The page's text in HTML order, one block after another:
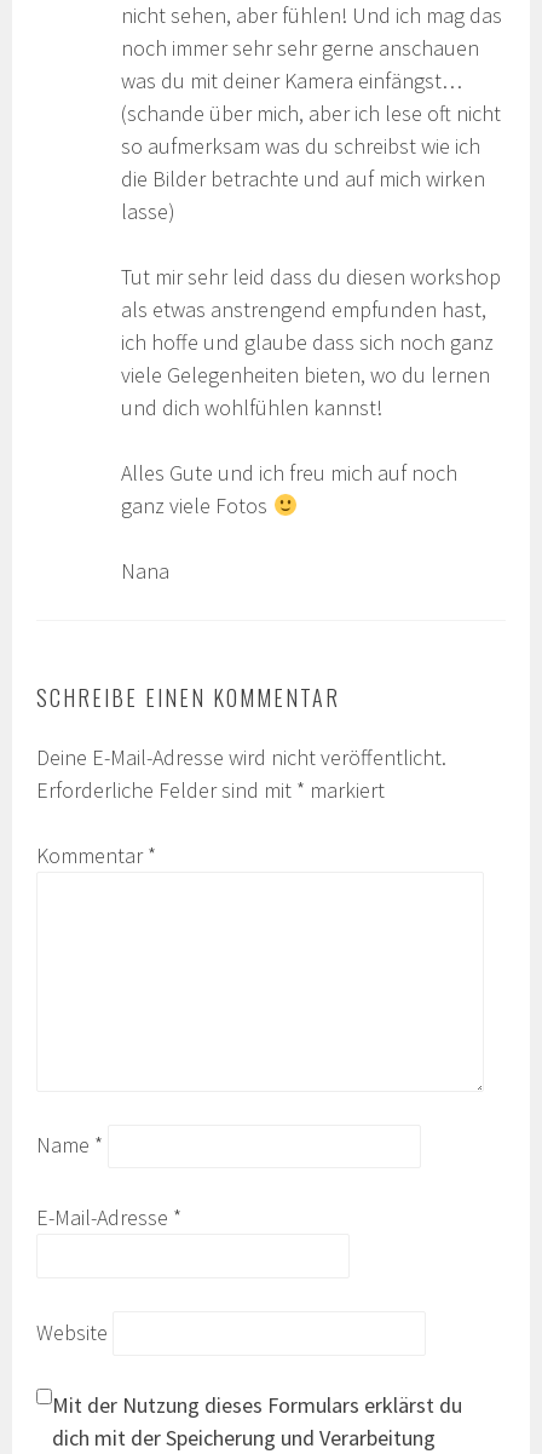
nicht sehen, aber fühlen! Und ich mag das
noch immer sehr sehr gerne anschauen
was du mit deiner Kamera einfängst…
(schande über mich, aber ich lese oft nicht
so aufmerksam was du schreibst wie ich
die Bilder betrachte und auf mich wirken
lasse)
Tut mir sehr leid dass du diesen workshop
als etwas anstrengend empfunden hast,
ich hoffe und glaube dass sich noch ganz
viele Gelegenheiten bieten, wo du lernen
und dich wohlfühlen kannst!
Alles Gute und ich freu mich auf noch
ganz viele Fotos
Nana
SCHREIBE EINEN KOMMENTAR
Deine E-Mail-Adresse wird nicht veröffentlicht.
Erforderliche Felder sind mit * markiert
Kommentar*
Name *
E-Mail-Adresse *
Website
Mit der Nutzung dieses Formulars erklärst du
dich mit der Speicherung und Verarbeitung